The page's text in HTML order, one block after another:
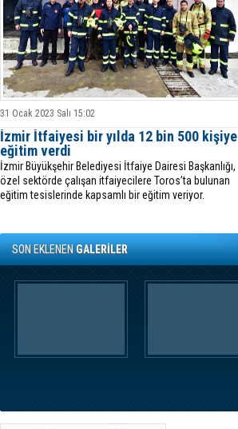
31 Ocak 2023 Salı 15:02
İzmir İtfaiyesi bir yılda 12 bin 500 kişiye
eğitim verdi
İzmir Büyükşehir Belediyesi İtfaiye Dairesi Başkanlığı,
özel sektörde çalışan itfaiyecilere Toros’ta bulunan
eğitim tesislerinde kapsamlı bir eğitim veriyor.
SON EKLENENGALERİLER